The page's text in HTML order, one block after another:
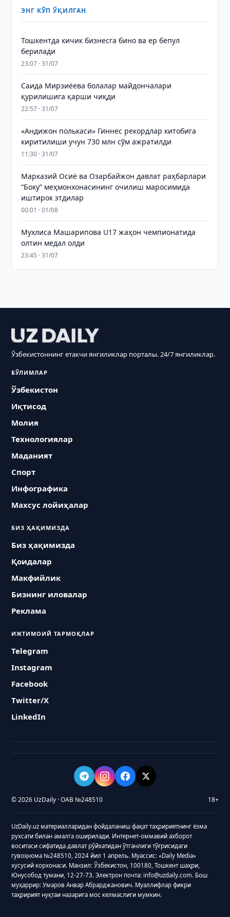
ЭНГ КЎП ЎҚИЛГАН
Тошкентда кичик бизнесга бино ва ер бепул
берилади
23:07 · 31/07
Саида Мирзиёева болалар майдончалари
қурилишига қарши чиқди
22:57 · 31/07
«Андижон полькаси» Гиннес рекордлар китобига
киритилиши учун 730 млн сўм ажратилди
11:30 · 31/07
Марказий Осиё ва Озарбайжон давлат раҳбарлари
“Боку” меҳмонхонасининг очилиш маросимида
иштирок этдилар
00:01 · 01/08
Мухлиса Машарипова U17 жаҳон чемпионатида
олтин медал олди
23:45 · 31/07
Ўзбекистоннинг етакчи янгиликлар порталы. 24/7 янгиликлар.
БЎЛИМЛАР
Ўзбекистон
Иқтисод
Молия
Технологиялар
Маданият
Спорт
Инфографика
Махсус лойиҳалар
БИЗ ҲАҚИМИЗДА
Биз ҳақимизда
Қоидалар
Макфийлик
Бизнинг иловалар
Реклама
ИЖТИМОИЙ ТАРМОҚЛАР
Telegram
Instagram
Facebook
Twitter/X
LinkedIn
© 2026 UzDaily · ОАВ №248510 18+
UzDaily.uz материалларидан фойдаланиш фақат таҳририятнинг ёзма
рухсати билан амалга оширилади. Интернет-оммавий ахборот
воситаси сифатида давлат рўйхатидан ўтганлиги тўғрисидаги
гувоҳнома №248510, 2024 йил 1 апрель. Муассис: «Daily Media»
хусусий корхонаси. Манзил: Ўзбекистон, 100180, Тошкент шаҳри,
Юнусобод тумани, 12-27-73. Электрон почта: info@uzdaily.com. Бош
муҳаррир: Умаров Анвар Абрарджанович. Муаллифлар фикри
таҳририят нуқтаи назарига мос келмаслиги мумкин.